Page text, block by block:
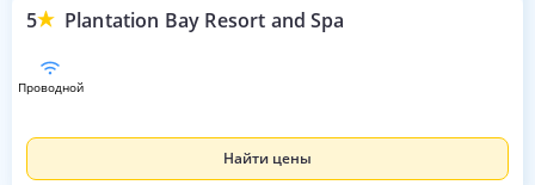
5 Plantation Bay Resort and Spa
проводной
Найти цены